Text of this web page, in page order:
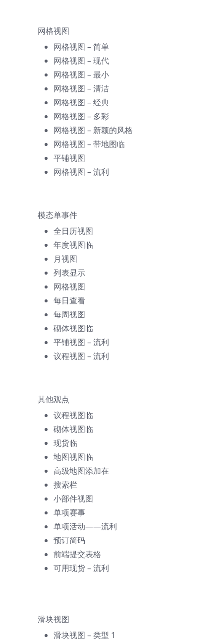
网格视图
网格视图 – 简单
网格视图 – 现代
网格视图 – 最小
网格视图 – 清洁
网格视图 – 经典
网格视图 – 多彩
网格视图 – 新颖的风格
网格视图 – 带地图临
平铺视图
网格视图 – 流利
模态单事件
全日历视图
年度视图临
月视图
列表显示
网格视图
每日查看
每周视图
砌体视图临
平铺视图 – 流利
议程视图 – 流利
其他观点
议程视图临
砌体视图临
现货临
地图视图临
高级地图添加在
搜索栏
小部件视图
单项赛事
单项活动——流利
预订简码
前端提交表格
可用现货 – 流利
滑块视图
滑块视图 – 类型 1